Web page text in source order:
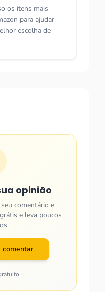
os itens mais
para ajudar
escolha de
opinião
comentário e
e leva poucos
comentar